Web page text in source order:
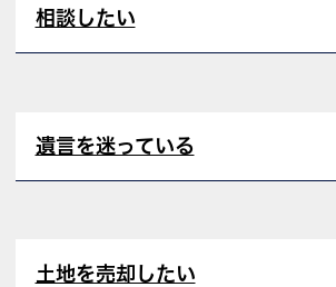
相談したい
遺言を迷っている
土地を売却したい